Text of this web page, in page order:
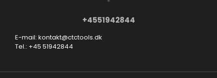
+4551942844
E-mail: kontakt@ctctools.dk
Tel.: +45 51942844